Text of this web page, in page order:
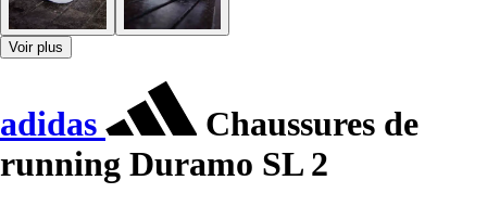
Voir plus
adidas
Chaussures de
running Duramo SL 2